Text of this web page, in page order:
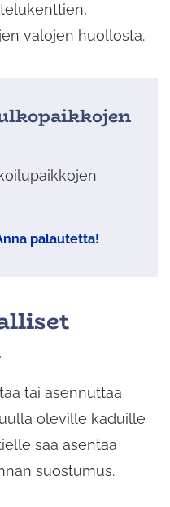
valojen huollosta.
palautetta!
tai asennuttaa
oleville kaduille
saa asentaa
suostumus.